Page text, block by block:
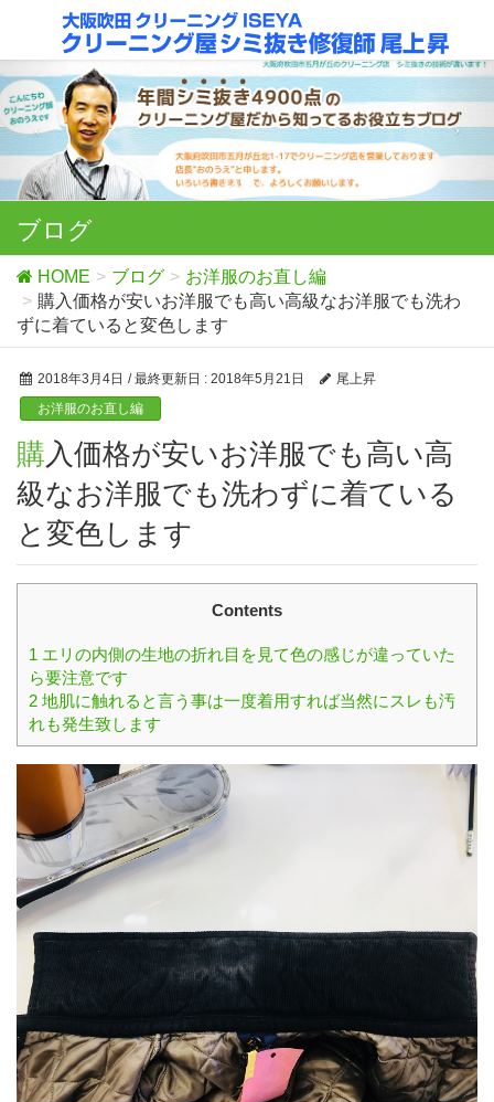
ブログ
HOME ブログ
お洋服のお直し編
購入価格が安いお洋服でも高い高級なお洋服でも洗わ
ずに着ていると変色します
2018年3月4日 / 最終更新日 : 2018年5月21日
尾上昇
お洋服のお直し編
購入価格が安いお洋服でも高い高
級なお洋服でも洗わずに着ている
と変色します
Contents
1 エリの内側の生地の折れ目を見て色の感じが違っていた
ら要注意です
2 地肌に触れると言う事は一度着用すれば当然にスレも汚
れも発生致します